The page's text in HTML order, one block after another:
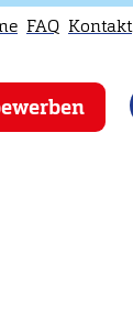
FAQ Kontakt